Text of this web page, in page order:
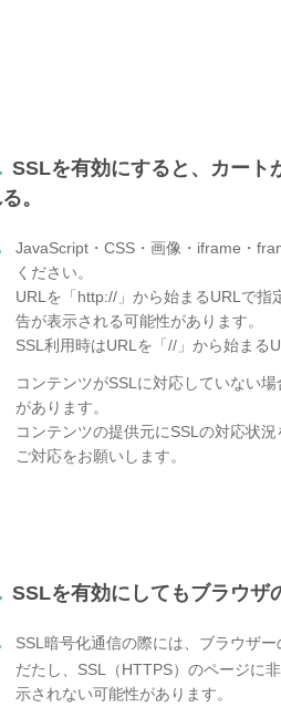
SSLを有効にすると、カート
。
JavaScript・CSS・画像・iframe・
ください。
URLを「http://」から始まるURLで指
告が表示される可能性があります。
SSL利用時はURLを「//」から始まる
コンテンツがSSLに対応していない
があります。
コンテンツの提供元にSSLの対応状
ご対応をお願いします。
SSLを有効にしてもブラウザ
SSL暗号化通信の際には、ブラウザ
だたし、SSL（HTTPS）のページに
示されない可能性があります。